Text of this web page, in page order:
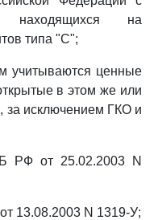
находящихся на
типа "С";
учитываются ценные
в этом же или
за исключением ГКО и
РФ от 25.02.2003 N
13.08.2003 N 1319-У;